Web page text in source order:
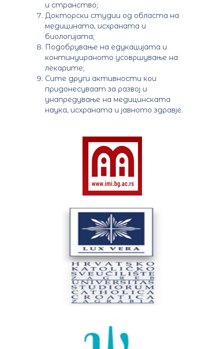
и странство;
Докторски студии од областа на
медицината, исхраната и
биологијата;
Подобрување на едукацијата и
континуираното усовршување на
лекарите;
Сите други активности кои
придонесуваат за развој и
унапредување на медицинската
наука, исхраната и јавното здравје.